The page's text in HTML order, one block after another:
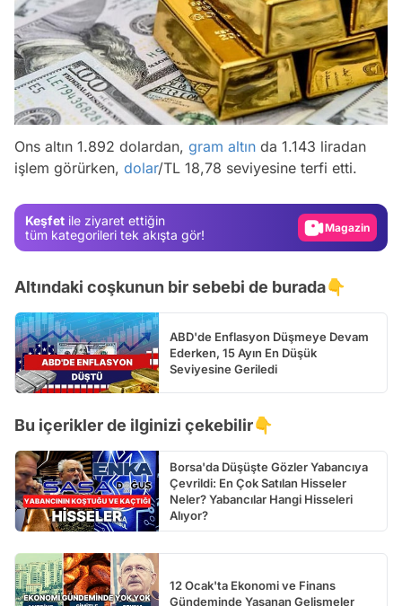
Ons altın 1.892 dolardan, gram altın da 1.143 liradan
işlem görürken, dolar/TL 18,78 seviyesine terfi etti.
Keşfet ile ziyaret ettiğin
tüm kategorileri tek akışta gör!
Video
Gündem
Video
Altındaki coşkunun bir sebebi de burada👇
ABD'de Enflasyon Düşmeye Devam
Ederken, 15 Ayın En Düşük
Seviyesine Geriledi
Bu içerikler de ilginizi çekebilir👇
Borsa'da Düşüşte Gözler Yabancıya
Çevrildi: En Çok Satılan Hisseler
Neler? Yabancılar Hangi Hisseleri
Alıyor?
12 Ocak'ta Ekonomi ve Finans
Gündeminde Yaşanan Gelişmeler